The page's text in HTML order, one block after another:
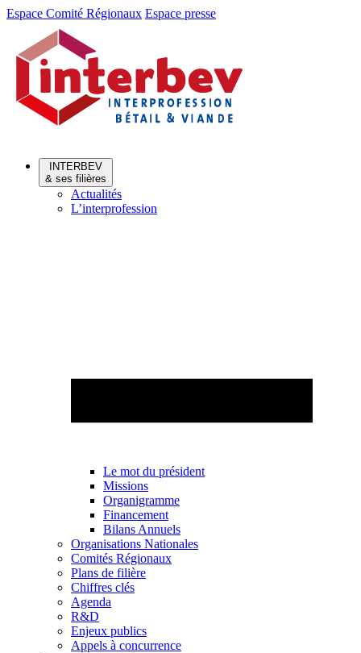
Aller
Aller
contenu
Espace Comité Régionaux Espace presse
INTERBEV
& ses filières
Actualités
L’interprofession
Le mot du président
Missions
Organigramme
Financement
Bilans Annuels
Organisations Nationales
Comités Régionaux
Plans de filière
Chiffres clés
Agenda
R&D
Enjeux publics
Appels à concurrence